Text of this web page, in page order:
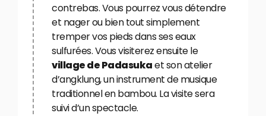
contrebas. Vous pourrez vous détendre
et nager ou bien tout simplement
tremper vos pieds dans ses eaux
sulfurées. Vous visiterez ensuite le
village de Padasukaet son atelier
d’angklung, un instrument de musique
traditionnel en bambou. La visite sera
suivi d’un spectacle.